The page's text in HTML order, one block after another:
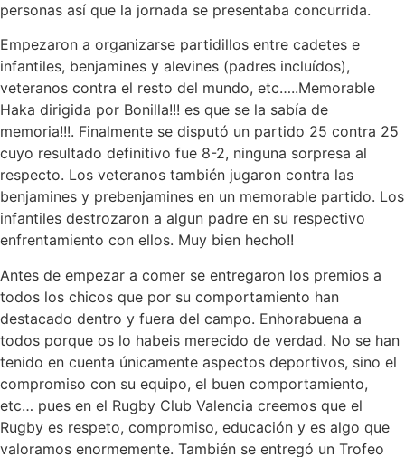
personas así que la jornada se presentaba concurrida.
Empezaron a organizarse partidillos entre cadetes e
infantiles, benjamines y alevines (padres incluídos),
veteranos contra el resto del mundo, etc…..Memorable
Haka dirigida por Bonilla!!! es que se la sabía de
memoria!!!. Finalmente se disputó un partido 25 contra 25
cuyo resultado definitivo fue 8-2, ninguna sorpresa al
respecto. Los veteranos también jugaron contra las
benjamines y prebenjamines en un memorable partido. Los
infantiles destrozaron a algun padre en su respectivo
enfrentamiento con ellos. Muy bien hecho!!
Antes de empezar a comer se entregaron los premios a
todos los chicos que por su comportamiento han
destacado dentro y fuera del campo. Enhorabuena a
todos porque os lo habeis merecido de verdad. No se han
tenido en cuenta únicamente aspectos deportivos, sino el
compromiso con su equipo, el buen comportamiento,
etc… pues en el Rugby Club Valencia creemos que el
Rugby es respeto, compromiso, educación y es algo que
valoramos enormemente. También se entregó un Trofeo